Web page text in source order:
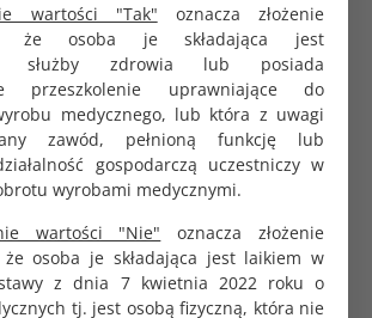
wartości "Tak" oznacza złożenie
że osoba je składająca jest
służby zdrowia lub posiada
przeszkolenie uprawniające do
medycznego, lub która z uwagi
zawód, pełnioną funkcję lub
gospodarczą uczestniczy w
wyrobami medycznymi.
wartości "Nie" oznacza złożenie
że osoba je składająca jest laikiem w
z dnia 7 kwietnia 2022 roku o
tj. jest osobą fizyczną, która nie
USP 4-0
8 koła